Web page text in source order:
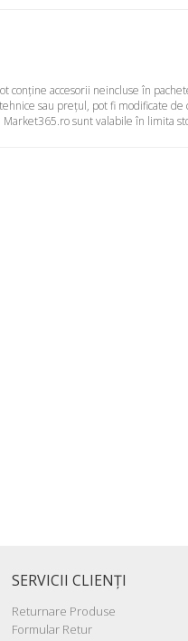
conţine accesorii neincluse în
sau preţul, pot fi modificate
sunt valabile în limita
SERVICII CLIENŢI
Returnare Produse
Formular Retur